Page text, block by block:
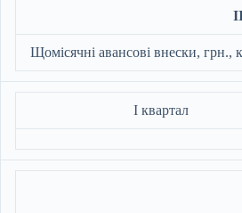
Щомісячні авансові внески, грн.,
І квартал